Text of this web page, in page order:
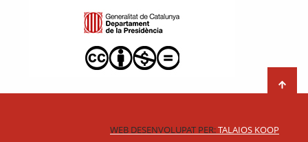
WEB DESENVOLUPAT PER:TALAIOS KOOP